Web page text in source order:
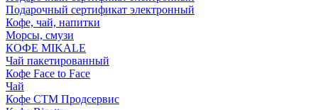
Подарочный сертификат электронный
Кофе, чай, напитки
Морсы, смузи
КОФЕ MIKALE
Чай пакетированный
Кофе Face to Face
Чай
Кофе СТМ Продсервис